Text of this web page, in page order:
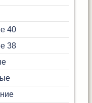
40
38